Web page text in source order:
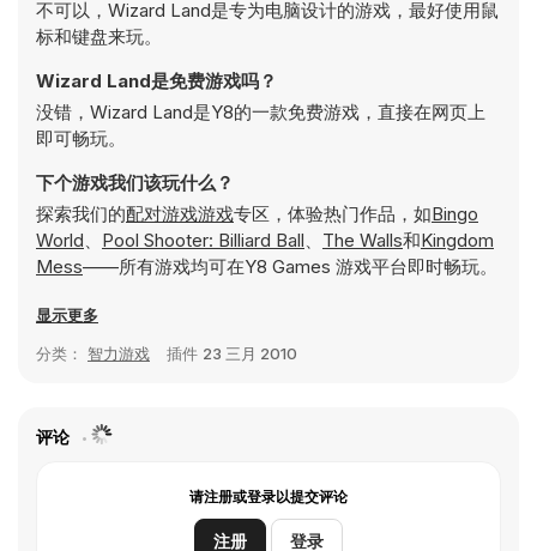
不可以，Wizard Land是专为电脑设计的游戏，最好使用鼠
标和键盘来玩。
Wizard Land是免费游戏吗？
没错，Wizard Land是Y8的一款免费游戏，直接在网页上
即可畅玩。
下个游戏我们该玩什么？
探索我们的配对游戏游戏专区，体验热门作品，如Bingo
World、 Pool Shooter: Billiard Ball、 The Walls和Kingdom
Mess——所有游戏均可在Y8 Games 游戏平台即时畅玩。
显示更多
分类： 智力游戏 插件 23 三月 2010
评论
请注册或登录以提交评论
注册 登录